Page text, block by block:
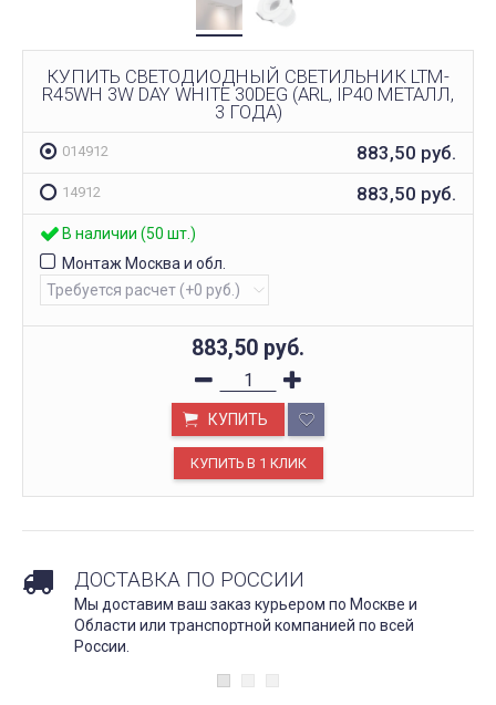
КУПИТЬ СВЕТОДИОДНЫЙ СВЕТИЛЬНИК LTM-
R45WH 3W DAY WHITE 30DEG (ARL, IP40 МЕТАЛЛ,
3 ГОДА)
014912 883,50 руб.
14912 883,50 руб.
В наличии (50 шт.)
Монтаж Москва и обл.
883,50 руб.
КУПИТЬ
ДОСТАВКА ПО РОССИИ
Мы доставим ваш заказ курьером по Москве и
Области или транспортной компанией по всей
России.